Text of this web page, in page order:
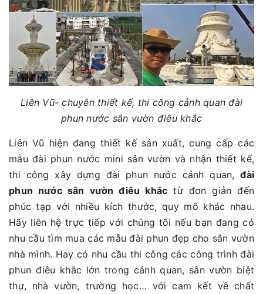
Liên Vũ- chuyên thiết kế, thi công cảnh quan đài
phun nước sân vườn điêu khắc
Liên Vũ hiện đang thiết kế sản xuất, cung cấp các
mẫu đài phun nước mini sân vườn và nhận thiết kế,
thi công xây dựng đài phun nước cảnh quan,đài
phun nước sân vườn điêu khắc từ đơn giản đến
phúc tạp với nhiều kích thước, quy mô khác nhau.
Hãy liên hệ trực tiếp với chúng tôi nếu bạn đang có
nhu cầu tìm mua các mẫu đài phun đẹp cho sân vườn
nhà mình. Hay có nhu cầu thi công các công trình đài
phun điêu khắc lớn trong cảnh quan, sân vườn biệt
thự, nhà vườn, trường học… với cam kết về chất